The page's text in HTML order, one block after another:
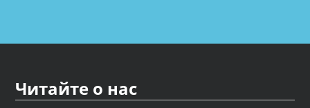
Читайте о нас